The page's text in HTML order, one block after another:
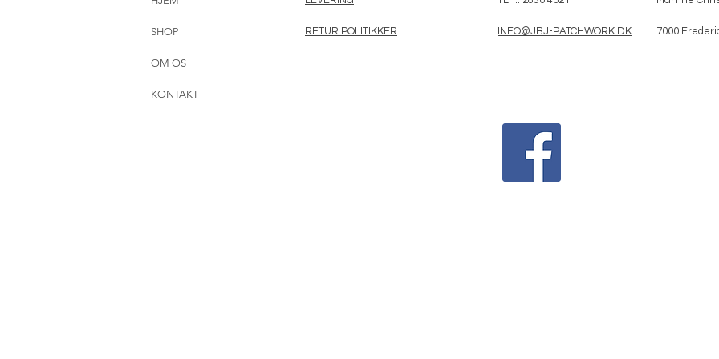
SHOP
OM OS
KONTAKT
RETUR POLITIKKER INFO@JBJ-PATCHWORK.DK 7000